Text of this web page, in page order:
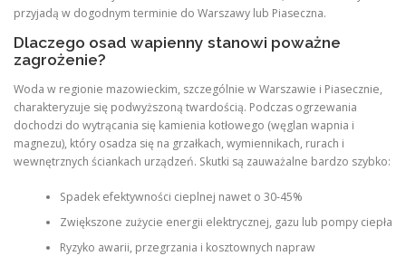
przyjadą w dogodnym terminie do Warszawy lub Piaseczna.
Dlaczego osad wapienny stanowi poważne
zagrożenie?
Woda w regionie mazowieckim, szczególnie w Warszawie i Piasecznie,
charakteryzuje się podwyższoną twardością. Podczas ogrzewania
dochodzi do wytrącania się kamienia kotłowego (węglan wapnia i
magnezu), który osadza się na grzałkach, wymiennikach, rurach i
wewnętrznych ściankach urządzeń. Skutki są zauważalne bardzo szybko:
Spadek efektywności cieplnej nawet o 30-45%
Zwiększone zużycie energii elektrycznej, gazu lub pompy ciepła
Ryzyko awarii, przegrzania i kosztownych napraw